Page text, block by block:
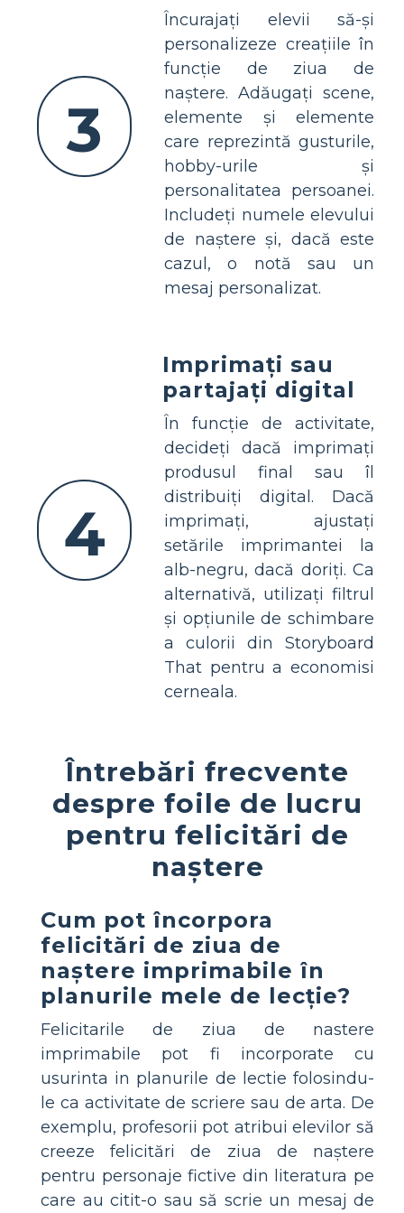
3
Încurajați elevii să-și
personalizeze creațiile în
funcție de ziua de
naștere. Adăugați scene,
elemente și elemente
care reprezintă gusturile,
hobby-urile și
personalitatea persoanei.
Includeți numele elevului
de naștere și, dacă este
cazul, o notă sau un
mesaj personalizat.
4
Imprimați sau
partajați digital
În funcție de activitate,
decideți dacă imprimați
produsul final sau îl
distribuiți digital. Dacă
imprimați, ajustați
setările imprimantei la
alb-negru, dacă doriți. Ca
alternativă, utilizați filtrul
și opțiunile de schimbare
a culorii din Storyboard
That pentru a economisi
cerneala.
Întrebări frecvente
despre foile de lucru
pentru felicitări de
naștere
Cum pot încorpora
felicitări de ziua de
naștere imprimabile în
planurile mele de lecție?
Felicitarile de ziua de nastere
imprimabile pot fi incorporate cu
usurinta in planurile de lectie folosindu-
le ca activitate de scriere sau de arta. De
exemplu, profesorii pot atribui elevilor să
creeze felicitări de ziua de naștere
pentru personaje fictive din literatura pe
care au citit-o sau să scrie un mesaj de